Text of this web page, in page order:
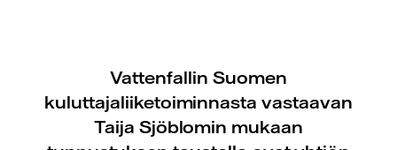
Vattenfallin Suomen
kuluttajaliiketoiminnasta vastaavan
Taija Sjöblomin mukaan